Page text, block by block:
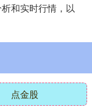
和实时行情，以
点金股